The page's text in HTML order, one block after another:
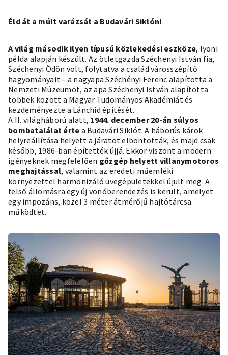
Éld át a múlt varázsát a Budavári Siklón!
A világ második ilyen típusú közlekedési eszköze, lyoni
példa alapján készült. Az ötletgazda Széchenyi István fia,
Széchenyi Ödön volt, folytatva a család városszépítő
hagyományait – a nagyapa Széchényi Ferenc alapította a
Nemzeti Múzeumot, az apa Széchenyi István alapította
többek között a Magyar Tudományos Akadémiát és
kezdeményezte a Lánchíd építését.
A II. világháború alatt, 1944. december 20-án súlyos
bombatalálat érte a Budavári Siklót. A háborús károk
helyreállítása helyett a járatot elbontották, és majd csak
később, 1986-ban építették újjá. Ekkor viszont a modern
igényeknek megfelelően gőzgép helyett villanymotoros
meghajtással, valamint az eredeti műemléki
környezettel harmonizáló üvegépületekkel újult meg. A
felső állomásra egy új vonóberendezés is került, amelyet
egy impozáns, közel 3 méter átmérőjű hajtótárcsa
működtet.